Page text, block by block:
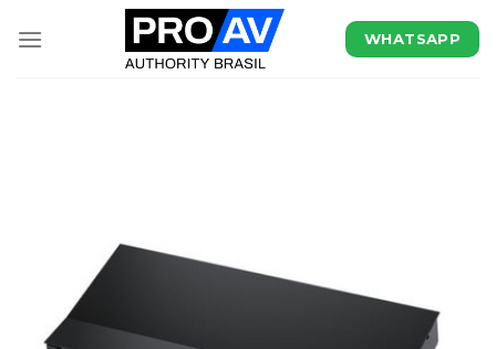
WHATSAPP